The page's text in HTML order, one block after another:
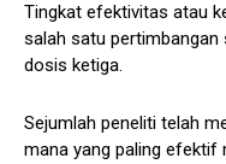
Tingkat efektivitas atau
salah satu
dosis ketiga.
Sejumlah peneliti telah
mana yang paling efektif